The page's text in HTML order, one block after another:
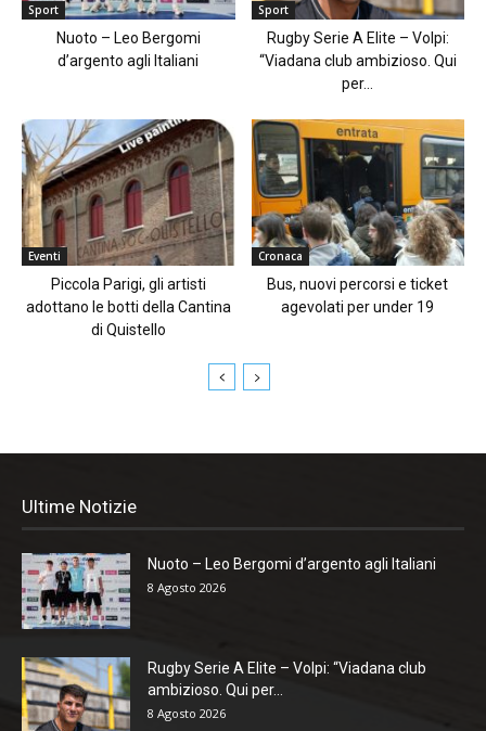
Sport
Nuoto – Leo Bergomi
d’argento agli Italiani
Sport
Rugby Serie A Elite – Volpi:
“Viadana club ambizioso. Qui
per...
Eventi
Piccola Parigi, gli artisti
adottano le botti della Cantina
di Quistello
Cronaca
Bus, nuovi percorsi e ticket
agevolati per under 19
Ultime Notizie
Nuoto – Leo Bergomi d’argento agli Italiani
8 Agosto 2026
Rugby Serie A Elite – Volpi: “Viadana club
ambizioso. Qui per...
8 Agosto 2026